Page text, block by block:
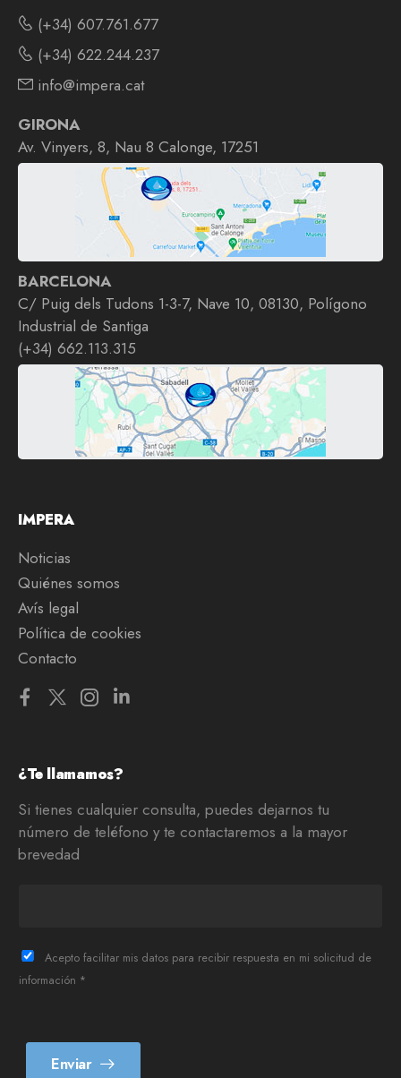
(+34) 607.761.677
(+34) 622.244.237
info@impera.cat
GIRONA
Av. Vinyers, 8, Nau 8 Calonge, 17251
BARCELONA
C/ Puig dels Tudons 1-3-7, Nave 10, 08130, Polígono
Industrial de Santiga
(+34) 662.113.315
IMPERA
Noticias
Quiénes somos
Avís legal
Política de cookies
Contacto
¿Te llamamos?
Si tienes cualquier consulta, puedes dejarnos tu
número de teléfono y te contactaremos a la mayor
brevedad
è
f
Acepto facilitar mis datos para recibir respuesta en mi solicitud de
información *
Enviar